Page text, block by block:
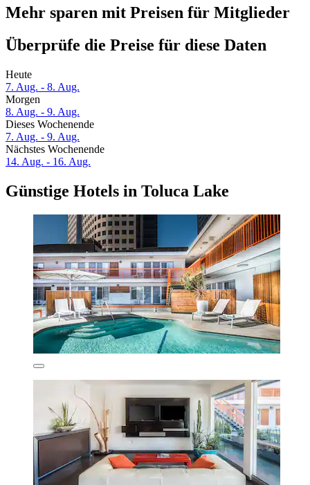
Mehr sparen mit Preisen für Mitglieder
Überprüfe die Preise für diese Daten
Heute
7. Aug. - 8. Aug.
Morgen
8. Aug. - 9. Aug.
Dieses Wochenende
7. Aug. - 9. Aug.
Nächstes Wochenende
14. Aug. - 16. Aug.
Günstige Hotels in Toluca Lake